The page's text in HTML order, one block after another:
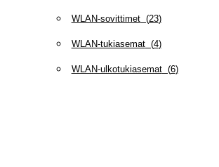
WLAN-sovittimet(23)
WLAN-tukiasemat(4)
WLAN-ulkotukiasemat(6)